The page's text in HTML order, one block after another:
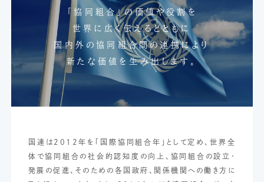
「協同組合」の価値や役割を
世界に広く伝えるとともに
国内外の協同組合間の連携により
新たな価値を生み出します。
国連は2012年を「国際協同組合年」として定め、世界全
体で協同組合の社会的認知度の向上、協同組合の設立・
発展の促進、そのための各国政府、関係機関への働き方に